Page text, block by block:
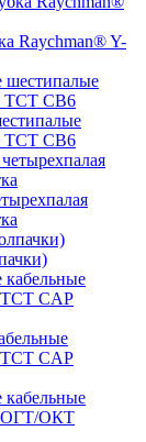
Raychman® Y-
ТСТ СВ6
ТCT CAP